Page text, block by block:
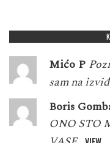
Mićo P
sam na
Boris
ONO STO